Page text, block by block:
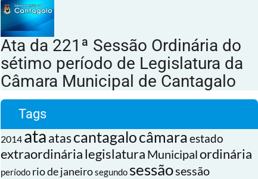
Ata da 221ª Sessão Ordinária do
sétimo período de Legislatura da
Câmara Municipal de Cantagalo
Tags
2014 ata atascantagalocâmaraestado
extraordinárialegislatura Municipalordinária
período rio de janeirosegundo sessãosessão